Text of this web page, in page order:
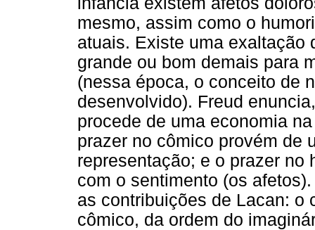
mesmo, assim como o
atuais. Existe uma exaltação
grande ou bom demais para
(nessa época, o conceito de
desenvolvido). Freud
procede de uma economia
prazer no cômico provém de
representação; e o prazer no
com o sentimento (os
as contribuições de Lacan: o
cômico, da ordem do